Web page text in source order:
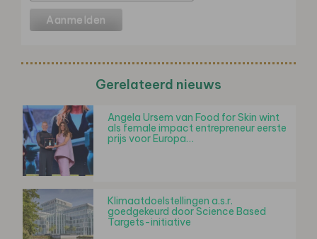
Gerelateerd nieuws
Angela Ursem van Food for Skin wint
als female impact entrepreneur eerste
prijs voor Europa…
Klimaatdoelstellingen a.s.r.
goedgekeurd door Science Based
Targets-initiative